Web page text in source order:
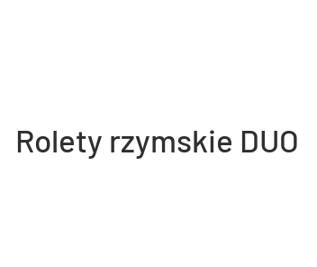
Rolety rzymskie DUO